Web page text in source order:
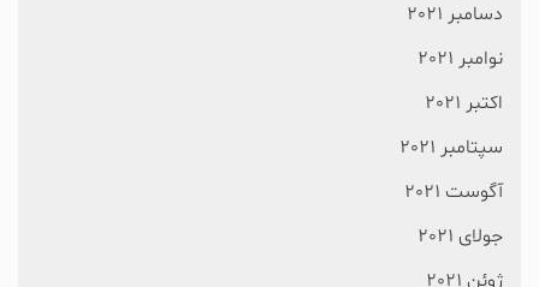
دسامبر 2021
نوامبر 2021
اکتبر 2021
سپتامبر 2021
آگوست 2021
جولای 2021
ژوئن 2021